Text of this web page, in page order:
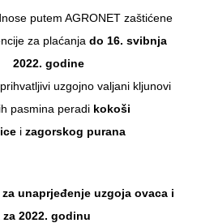
putem AGRONET zaštićene
za plaćanja do 16. svibnja
2022. godine
uzgojno valjani kljunovi
pasmina peradi kokoši
i zagorskog purana
unaprjeđenje uzgoja ovaca i
za 2022. godinu